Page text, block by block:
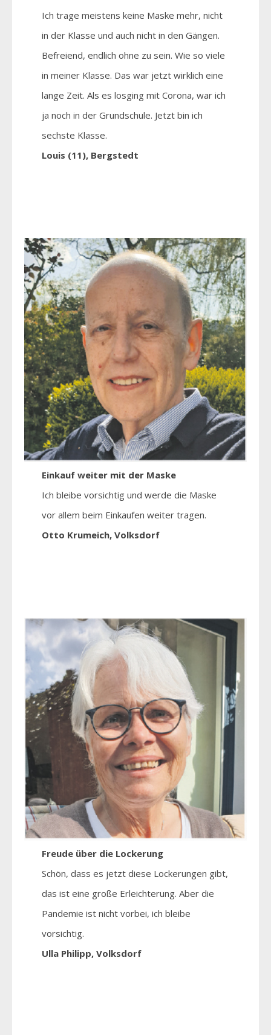
Ich trage meistens keine Maske mehr, nicht
in der Klasse und auch nicht in den Gängen.
Befreiend, endlich ohne zu sein. Wie so viele
in meiner Klasse. Das war jetzt wirklich eine
lange Zeit. Als es losging mit Corona, war ich
ja noch in der Grundschule. Jetzt bin ich
sechste Klasse.
Louis (11), Bergstedt
Einkauf weiter mit der Maske
Ich bleibe vorsichtig und werde die Maske
vor allem beim Einkaufen weiter tragen.
Otto Krumeich, Volksdorf
Freude über die Lockerung
Schön, dass es jetzt diese Lockerungen gibt,
das ist eine große Erleichterung. Aber die
Pandemie ist nicht vorbei, ich bleibe
vorsichtig.
Ulla Philipp, Volksdorf